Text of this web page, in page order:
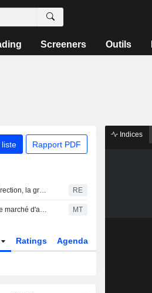
Screeners Outils
Rapport PDF
Kakao : accord salarial entre syndicat et direction, la grève générale évitée selon Yonhap RE
Kakao sélectionné pour créer une place de marché d'agents IA dans le cadre d'un projet gouvernemental de 11 milliards de wons MT
Ratings Agenda
Indices